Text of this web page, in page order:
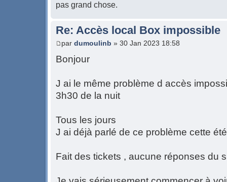
pas grand chose.
Re: Accès local Box impossible
par dumoulinb » 30 Jan 2023 18:58
Bonjour
J ai le même problème d accès
3h30 de la nuit
Tous les jours
J ai déjà parlé de ce problème cette été
Fait des tickets , aucune réponses du